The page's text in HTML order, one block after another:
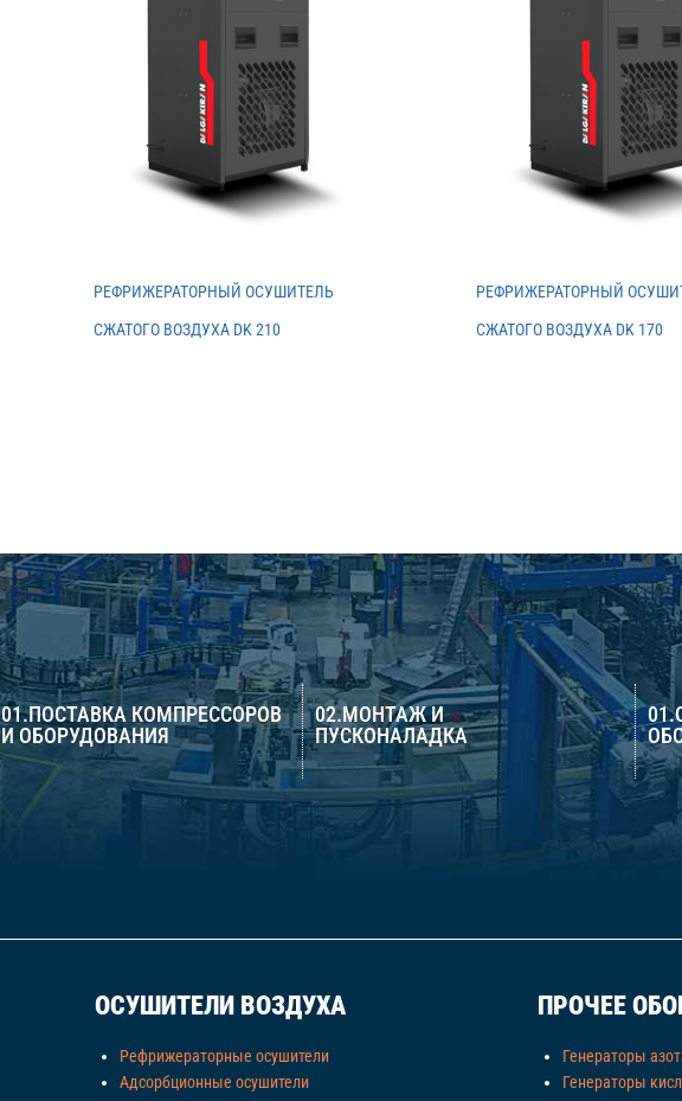
РЕФРИЖЕРАТОРНЫЙ ОСУШИТЕЛЬ
СЖАТОГО ВОЗДУХА DK 210
РЕФРИЖЕРАТОРНЫЙ
СЖАТОГО ВОЗДУХА DK 170
01.ПОСТАВКА КОМПРЕССОРОВ
И ОБОРУДОВАНИЯ
02.МОНТАЖ И
ПУСКОНАЛАДКА
ОСУШИТЕЛИ ВОЗДУХА
Рефрижераторные осушители
Адсорбционные осушители
ПРОЧЕЕ
Генераторы
Генераторы